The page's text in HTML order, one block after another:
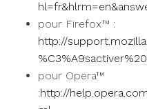
pour Firefox™ :
http://
pour Opera™
:http://